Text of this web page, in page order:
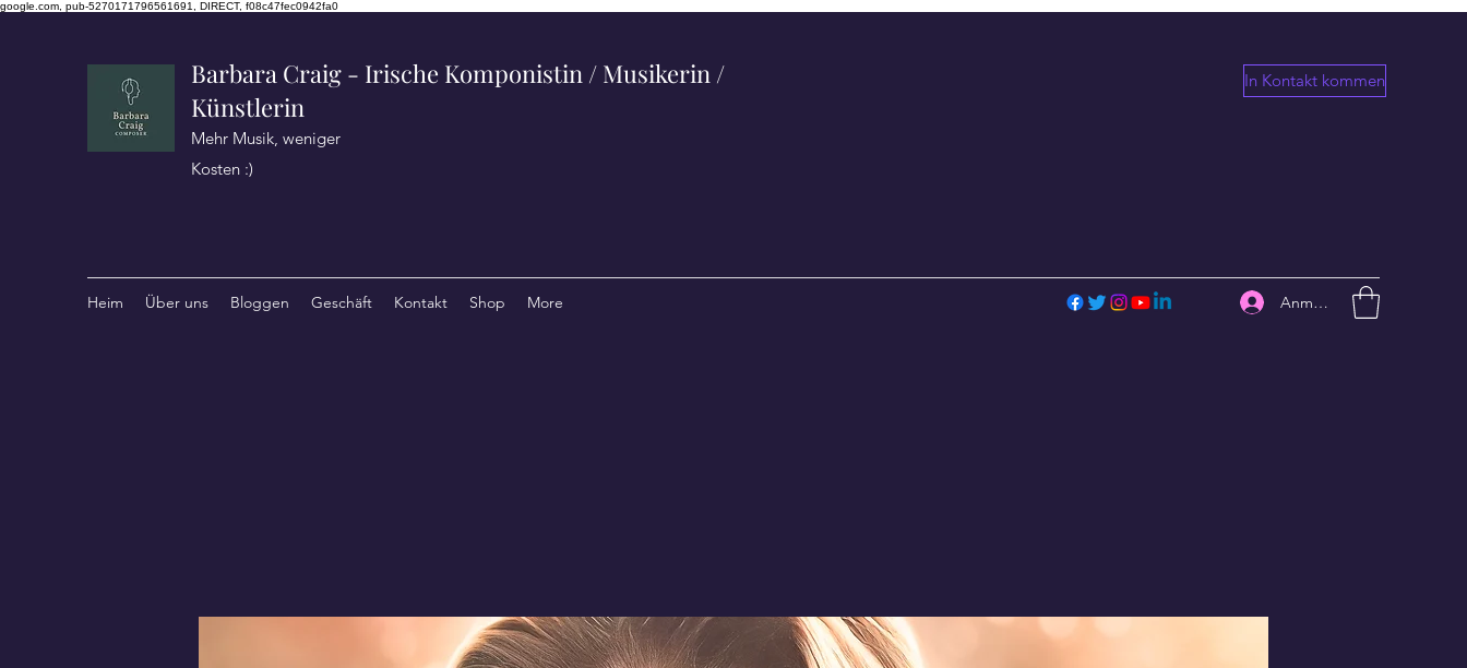
google.com, pub-5270171796561691, DIRECT, f08c47fec0942fa0
Barbara Craig - Irische Komponistin / Musikerin /
Künstlerin
Mehr Musik, weniger
Kosten :)
In Kontakt kommen
Heim Über uns Bloggen Geschäft Kontakt Shop More Anmelden